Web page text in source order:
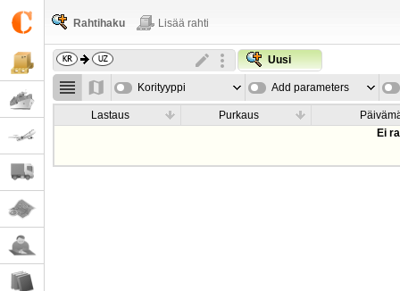
Rahtihaku Lisää rahti
Uusi
Korityyppi Add parameters
Lastaus Purkaus
Ei